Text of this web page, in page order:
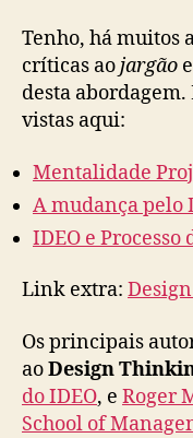
Tenho, há muitos
críticas aojargão
desta
vistas aqui:
Mentalidade
A mudança pelo
IDEO e Processo
Link extra:
Os principais
aoDesign
do IDEO, e Roger
School of